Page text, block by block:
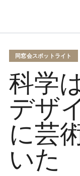
同窓会スポットライト
科学
デザ
に芸
いた